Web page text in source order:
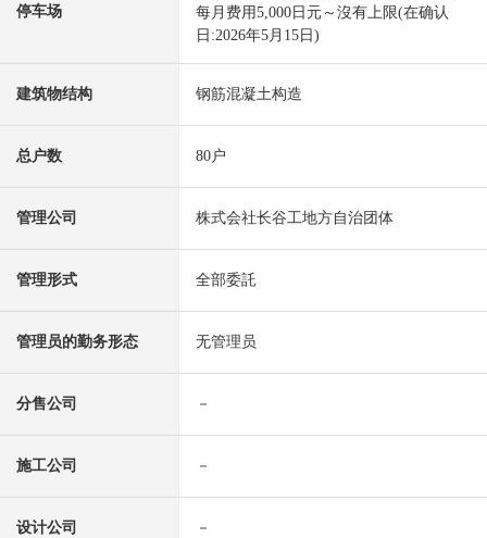
停车场
每月费用5,000日元～沒有上限(在确认
日:2026年5月15日)
建筑物结构 钢筋混凝土构造
总户数 80户
管理公司 株式会社长谷工地方自治团体
管理形式 全部委託
管理员的勤务形态 无管理员
分售公司 －
施工公司 －
设计公司 －